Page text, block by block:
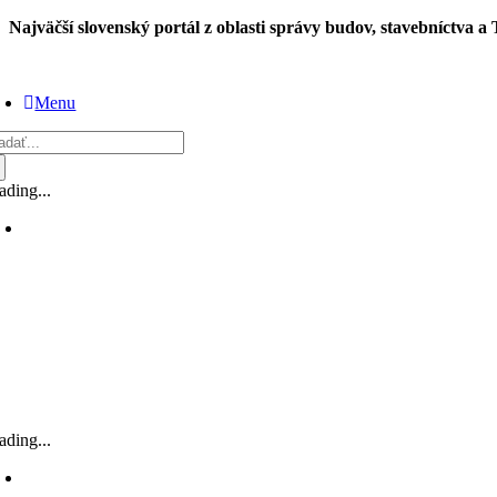
Skip
Najväčší slovenský portál z oblasti správy budov, stavebníctva a
Menu